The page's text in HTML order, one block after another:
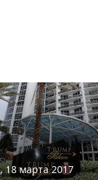
18 марта 2017